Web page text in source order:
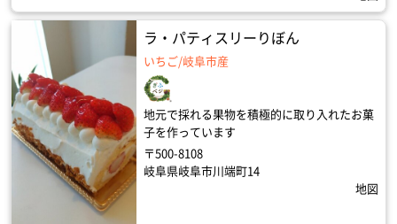
ラ・パティスリーりぼん
いちご/岐阜市産
地元で採れる果物を積極的に取り入れたお菓
子を作っています
〒500-8108
岐阜県岐阜市川端町14
地図